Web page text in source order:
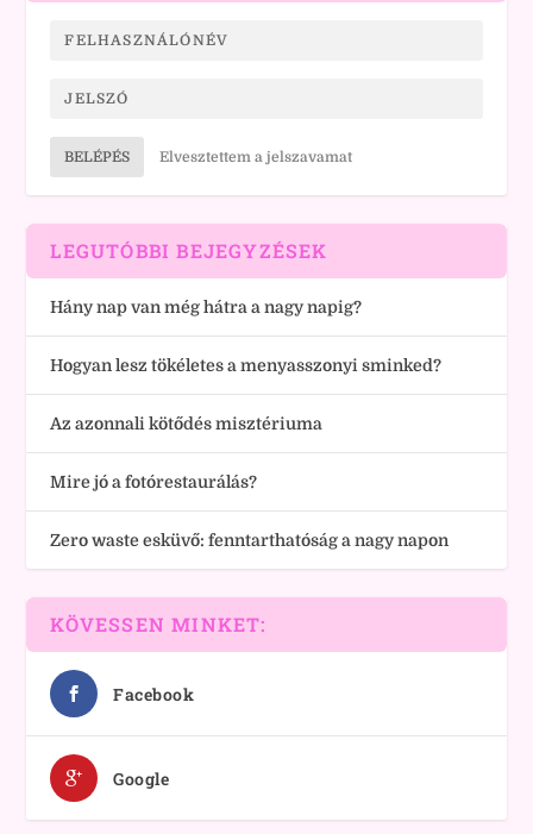
BELÉPÉS Elvesztettem a jelszavamat
LEGUTÓBBI BEJEGYZÉSEK
Hány nap van még hátra a nagy napig?
Hogyan lesz tökéletes a menyasszonyi sminked?
Az azonnali kötődés misztériuma
Mire jó a fotórestaurálás?
Zero waste esküvő: fenntarthatóság a nagy napon
KÖVESSEN MINKET:
Facebook
Google